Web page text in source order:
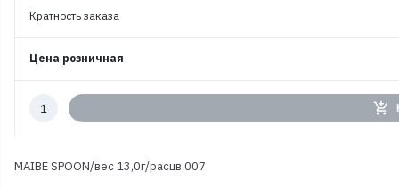
Кратность заказа
Цена розничная
Количество
add_shopping_cart
MAIBE SPOON/вес 13,0г/расцв.007